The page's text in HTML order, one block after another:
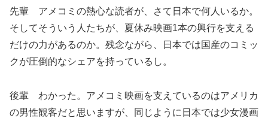
先輩 アメコミの熱心な読者が、さて日本で何人いるか。
そしてそういう人たちが、夏休み映画1本の興行を支える
だけの力があるのか。残念ながら、日本では国産のコミッ
クが圧倒的なシェアを持っているし。
後輩 わかった。アメコミ映画を支えているのはアメリカ
の男性観客だと思いますが、同じように日本では少女漫画